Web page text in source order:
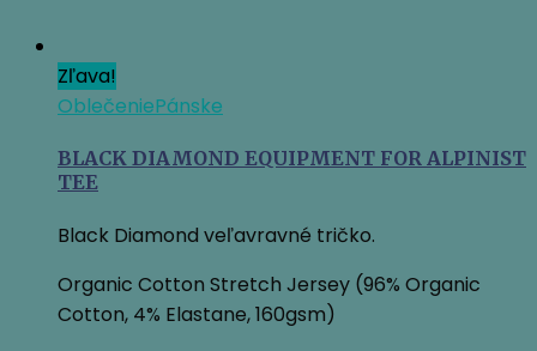
Zľava!
OblečeniePánske
BLACK DIAMOND EQUIPMENT FOR ALPINIST
TEE
Black Diamond veľavravné tričko.
Organic Cotton Stretch Jersey (96% Organic
Cotton, 4% Elastane, 160gsm)